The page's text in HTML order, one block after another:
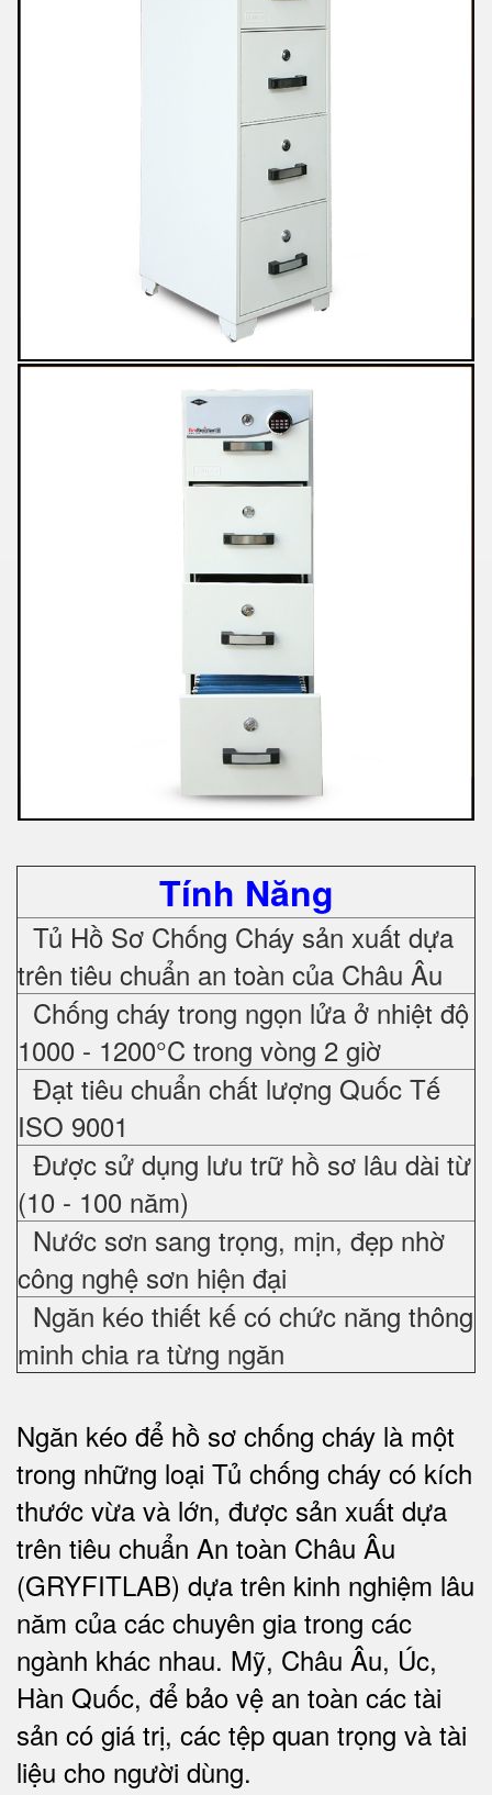
Tính Năng
Tủ Hồ Sơ Chống Cháy sản xuất dựa
trên tiêu chuẩn an toàn của Châu Âu
Chống cháy trong ngọn lửa ở nhiệt độ
1000 - 1200°C trong vòng 2 giờ
Đạt tiêu chuẩn chất lượng Quốc Tế
ISO 9001
Được sử dụng lưu trữ hồ sơ lâu dài từ
(10 - 100 năm)
Nước sơn sang trọng, mịn, đẹp nhờ
công nghệ sơn hiện đại
Ngăn kéo thiết kế có chức năng thông
minh chia ra từng ngăn
Ngăn kéo để hồ sơ chống cháy là một
trong những loại Tủ chống cháy có kích
thước vừa và lớn, được sản xuất dựa
trên tiêu chuẩn An toàn Châu Âu
(GRYFITLAB) dựa trên kinh nghiệm lâu
năm của các chuyên gia trong các
ngành khác nhau. Mỹ, Châu Âu, Úc,
Hàn Quốc, để bảo vệ an toàn các tài
sản có giá trị, các tệp quan trọng và tài
liệu cho người dùng.